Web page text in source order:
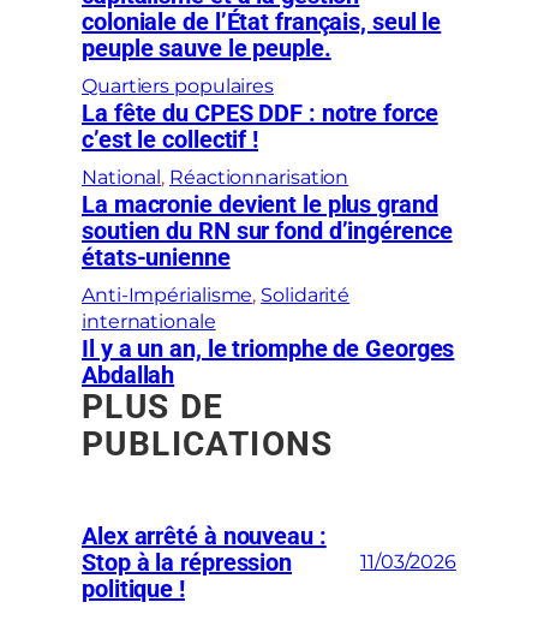
coloniale de l’État français, seul le
peuple sauve le peuple.
Quartiers populaires
La fête du CPES DDF : notre force
c’est le collectif !
National, Réactionnarisation
La macronie devient le plus grand
soutien du RN sur fond d’ingérence
états-unienne
Anti-Impérialisme, Solidarité
internationale
Il y a un an, le triomphe de Georges
Abdallah
PLUS DE
PUBLICATIONS
Alex arrêté à nouveau :
Stop à la répression
politique !
11/03/2026